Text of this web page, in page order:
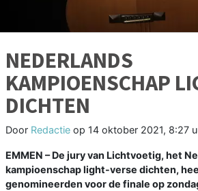
NEDERLANDS
KAMPIOENSCHAP
DICHTEN
Door Redactie op 14 oktober 2021, 8:27
EMMEN – De jury van Lichtvoetig, het
kampioenschap light-verse dichten,
genomineerden voor de finale op